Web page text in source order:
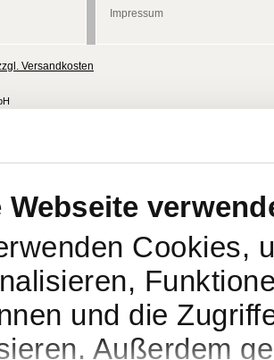
Webseite
Cookies,
und die
Außerdem
Impressum
Versandkosten